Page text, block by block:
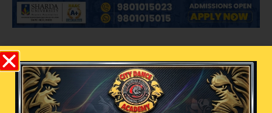
सम्बन्धित खबर